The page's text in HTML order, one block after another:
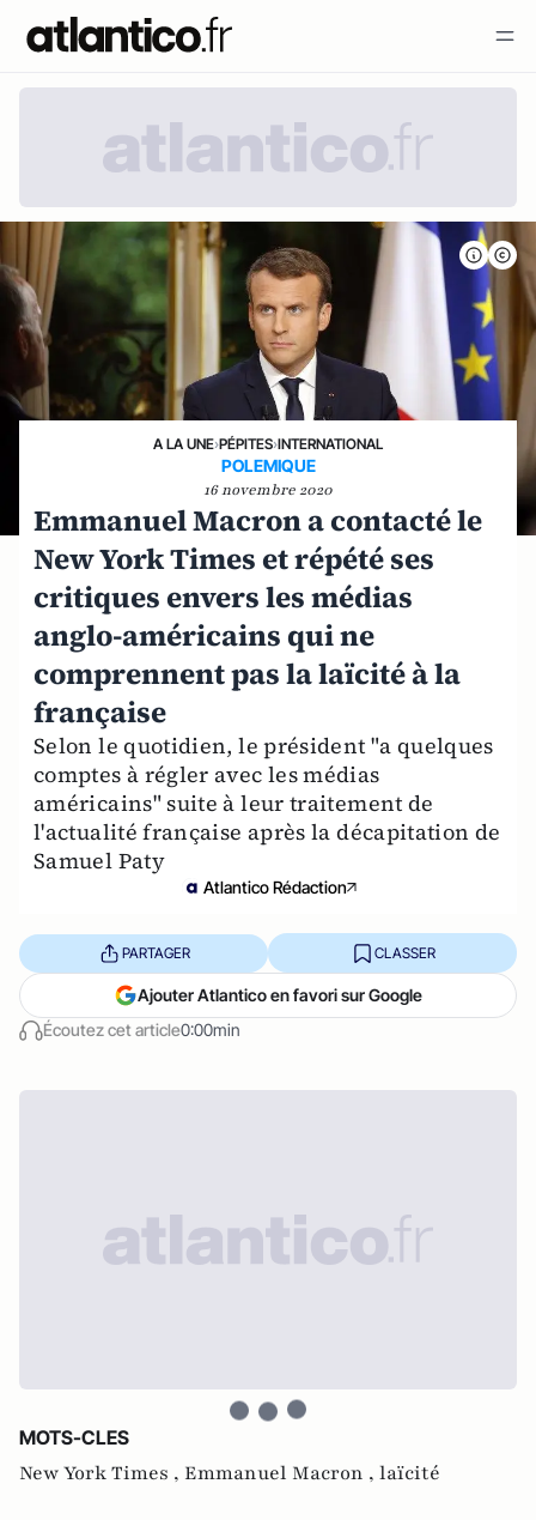
A LA UNE›PÉPITES›INTERNATIONAL
POLEMIQUE
16 novembre 2020
Emmanuel Macron a contacté le
New York Times et répété ses
critiques envers les médias
anglo-américains qui ne
comprennent pas la laïcité à la
française
Selon le quotidien, le président "a quelques
comptes à régler avec les médias
américains" suite à leur traitement de
l'actualité française après la décapitation de
Samuel Paty
Atlantico Rédaction
Écoutez cet article0:00min
PARTAGER CLASSER
Ajouter Atlantico en favori sur Google
MOTS-CLES
New York Times , Emmanuel Macron , laïcité